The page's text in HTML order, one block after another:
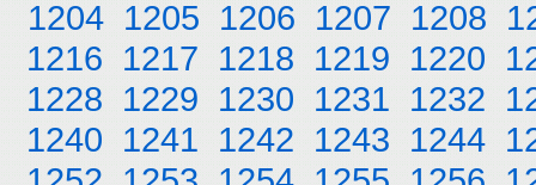
1204 1205 1206 1207 1208
1216 1217 1218 1219 1220
1228 1229 1230 1231 1232
1240 1241 1242 1243 1244